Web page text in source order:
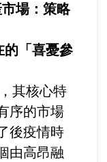
場：策略
的「喜憂參
其核心特
序的市場
後疫情時
由高昂融